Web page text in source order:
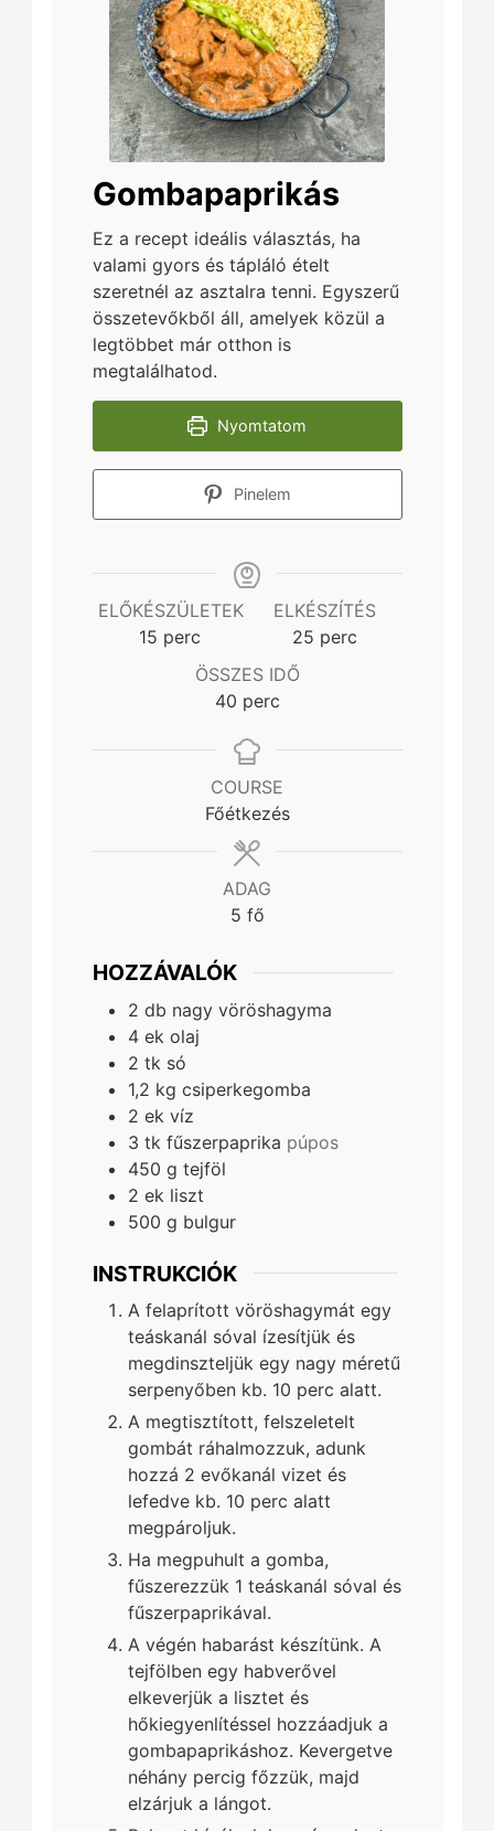
Gombapaprikás
Ez a recept ideális választás, ha
valami gyors és tápláló ételt
szeretnél az asztalra tenni. Egyszerű
összetevőkből áll, amelyek közül a
legtöbbet már otthon is
megtalálhatod.
Nyomtatom
Pinelem
ELŐKÉSZÜLETEK
15minutes
perc
ELKÉSZÍTÉS
25minutes
perc
ÖSSZES IDŐ
40minutes
perc
COURSE
Főétkezés
ADAG
5 fő
HOZZÁVALÓK
2 db nagy vöröshagyma
4 ek olaj
2 tk só
1,2 kg csiperkegomba
2 ek víz
3 tk fűszerpaprika púpos
450 g tejföl
2 ek liszt
500 g bulgur
INSTRUKCIÓK
A felaprított vöröshagymát egy
teáskanál sóval ízesítjük és
megdinszteljük egy nagy méretű
serpenyőben kb. 10 perc alatt.
A megtisztított, felszeletelt
gombát ráhalmozzuk, adunk
hozzá 2 evőkanál vizet és
lefedve kb. 10 perc alatt
megpároljuk.
Ha megpuhult a gomba,
fűszerezzük 1 teáskanál sóval és
fűszerpaprikával.
A végén habarást készítünk. A
tejfölben egy habverővel
elkeverjük a lisztet és
hőkiegyenlítéssel hozzáadjuk a
gombapaprikáshoz. Kevergetve
néhány percig főzzük, majd
elzárjuk a lángot.